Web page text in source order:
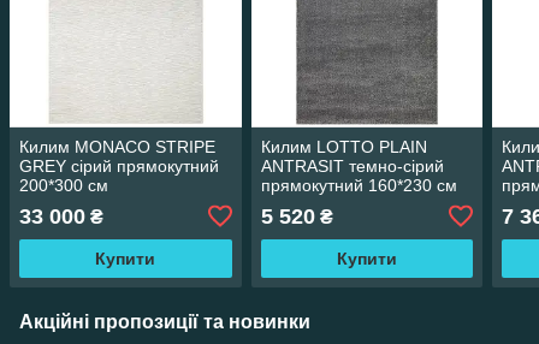
Килим MONACO STRIPE
GREY сірий прямокутний
200*300 см
33 000 ₴
Купити
Килим LOTTO PLAIN
ANTRASIT темно-сірий
прямокутний 160*230 см
5 520₴
Купити
7
Акційні пропозиції та новинки